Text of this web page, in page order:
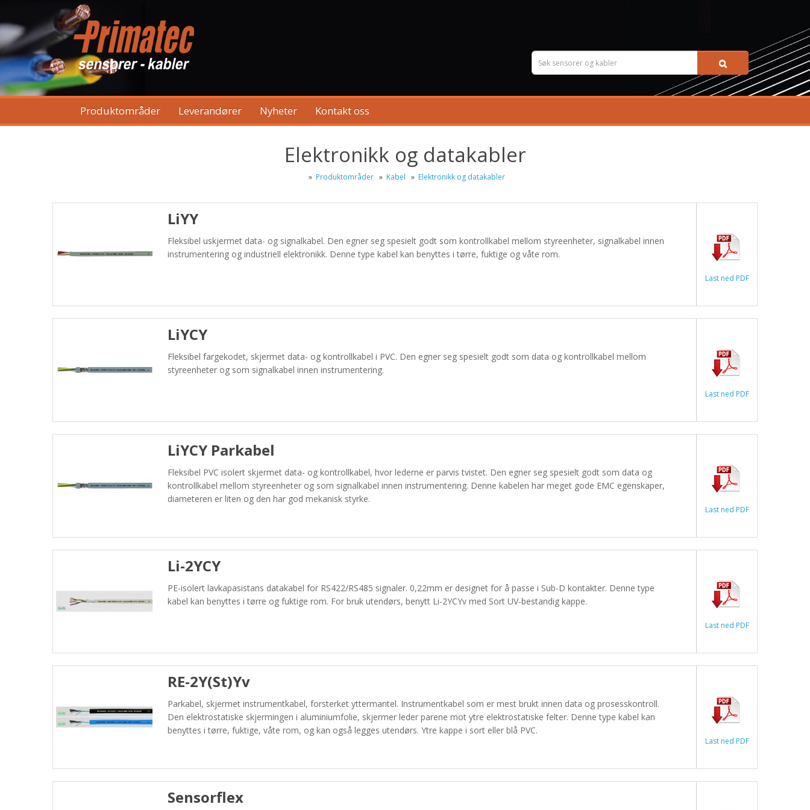
Produktområder Leverandører Nyheter Kontakt oss
Elektronikk og datakabler
» Produktområder » Kabel » Elektronikk og datakabler
LiYY
Fleksibel uskjermet data- og signalkabel. Den egner seg spesielt godt som kontrollkabel mellom styreenheter, signalkabel innen
instrumentering og industriell elektronikk. Denne type kabel kan benyttes i tørre, fuktige og våte rom.
Last ned PDF
LiYCY
Fleksibel fargekodet, skjermet data- og kontrollkabel i PVC. Den egner seg spesielt godt som data og kontrollkabel mellom
styreenheter og som signalkabel innen instrumentering.
Last ned PDF
LiYCY Parkabel
Fleksibel PVC isolert skjermet data- og kontrollkabel, hvor lederne er parvis tvistet. Den egner seg spesielt godt som data og
kontrollkabel mellom styreenheter og som signalkabel innen instrumentering. Denne kabelen har meget gode EMC egenskaper,
diameteren er liten og den har god mekanisk styrke.
Last ned PDF
Li-2YCY
PE-isolert lavkapasistans datakabel for RS422/RS485 signaler. 0,22mm er designet for å passe i Sub-D kontakter. Denne type
kabel kan benyttes i tørre og fuktige rom. For bruk utendørs, benytt Li-2YCYv med Sort UV-bestandig kappe.
Last ned PDF
RE-2Y(St)Yv
Parkabel, skjermet instrumentkabel, forsterket yttermantel. Instrumentkabel som er mest brukt innen data og prosesskontroll.
Den elektrostatiske skjermingen i aluminiumfolie, skjermer leder parene mot ytre elektrostatiske felter. Denne type kabel kan
benyttes i tørre, fuktige, våte rom, og kan også legges utendørs. Ytre kappe i sort eller blå PVC.
Last ned PDF
Sensorflex